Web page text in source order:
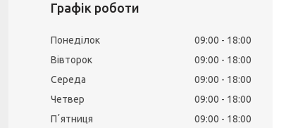
Графік роботи
Понеділок 09:00
18:00
Вівторок
09:00
18:00
Середа
09:00
18:00
Четвер
09:00
18:00
Пʼятниця
09:00
18:00